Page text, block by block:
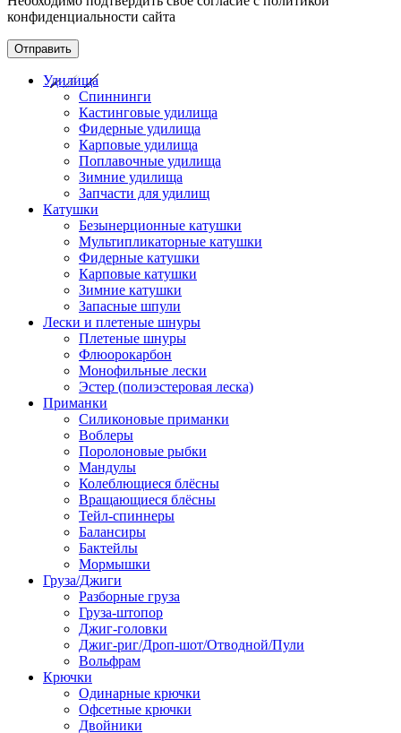
конфиденциальности сайта
Отправить
Удилища
Спиннинги
Кастинговые удилища
Фидерные удилища
Карповые удилища
Поплавочные удилища
Зимние удилища
Запчасти для удилищ
Катушки
Безынерционные катушки
Мультипликаторные катушки
Фидерные катушки
Карповые катушки
Зимние катушки
Запасные шпули
Лески и плетеные шнуры
Плетеные шнуры
Флюорокарбон
Монофильные лески
Эстер (полиэстеровая леска)
Приманки
Силиконовые приманки
Воблеры
Поролоновые рыбки
Мандулы
Колеблющиеся блёсны
Вращающиеся блёсны
Тейл-спиннеры
Балансиры
Бактейлы
Мормышки
Груза/Джиги
Разборные груза
Груза-штопор
Джиг-головки
Джиг-риг/Дроп-шот/Отводной/Пули
Вольфрам
Крючки
Одинарные крючки
Офсетные крючки
Двойники